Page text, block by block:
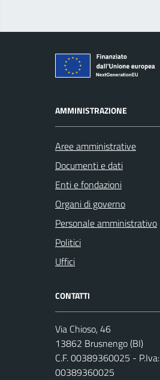
AMMINISTRAZIONE
Aree amministrative
Documenti e dati
Enti e fondazioni
Organi di governo
Personale amministrativo
Politici
Uffici
CONTATTI
Via Chioso, 46
13862 Brusnengo (BI)
C.F. 00389360025 - P.Iva:
00389360025